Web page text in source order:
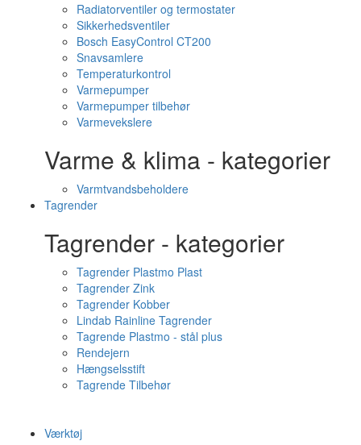
Radiatorventiler og termostater
Sikkerhedsventiler
Bosch EasyControl CT200
Snavsamlere
Temperaturkontrol
Varmepumper
Varmepumper tilbehør
Varmevekslere
Varme & klima - kategorier
Varmtvandsbeholdere
Tagrender
Tagrender - kategorier
Tagrender Plastmo Plast
Tagrender Zink
Tagrender Kobber
Lindab Rainline Tagrender
Tagrende Plastmo - stål plus
Rendejern
Hængselsstift
Tagrende Tilbehør
Værktøj